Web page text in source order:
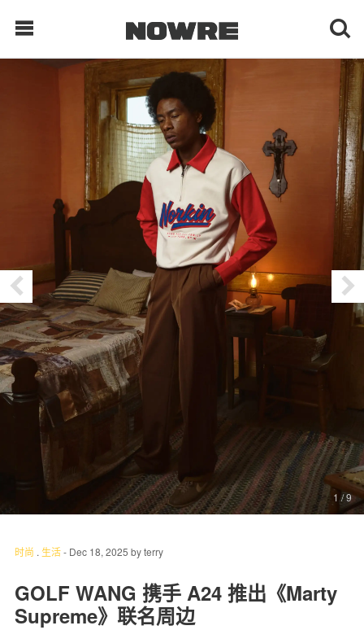
每日鲜榨
现客视点
每日栏目
时 尚
球 鞋
生 活
关于我们 联系我们
1 / 9
时尚 . 生活- Dec 18, 2025 byterry
GOLF WANG 携手 A24 推出《Marty
Supreme》联名周边